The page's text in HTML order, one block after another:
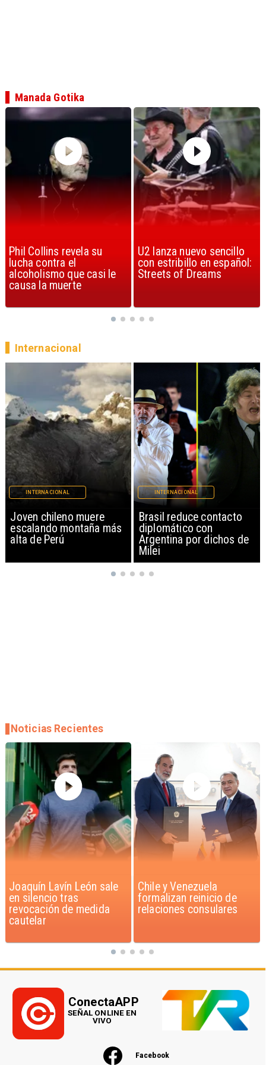
U2 lanza nuevo sencillo
con estribillo en español:
Streets of Dreams
“Africa” de Toto es
considerada la mejor
canción, según la ciencia
Manada Gotika
Brasil reduce contacto
diplomático con
Argentina por dichos de
INTERNACIONAL
China restringe
exportación de drones a
EEUU y sanciona
empresas
INTERNACIONAL
Internacional
Chile y Venezuela
formalizan reinicio de
relaciones consulares
Feriantes rechazan
dichos de Camila Flores
sobre Fabiola Campillai
Noticias Recientes
Facebook
ConectaAPP
SEÑAL ONLINE EN
VIVO